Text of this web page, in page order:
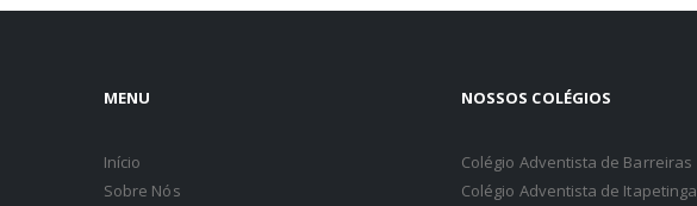
MENU
Início
Sobre Nós
NOSSOS COLÉGIOS
Colégio Adventista de Barreiras
Colégio Adventista de Itapetinga